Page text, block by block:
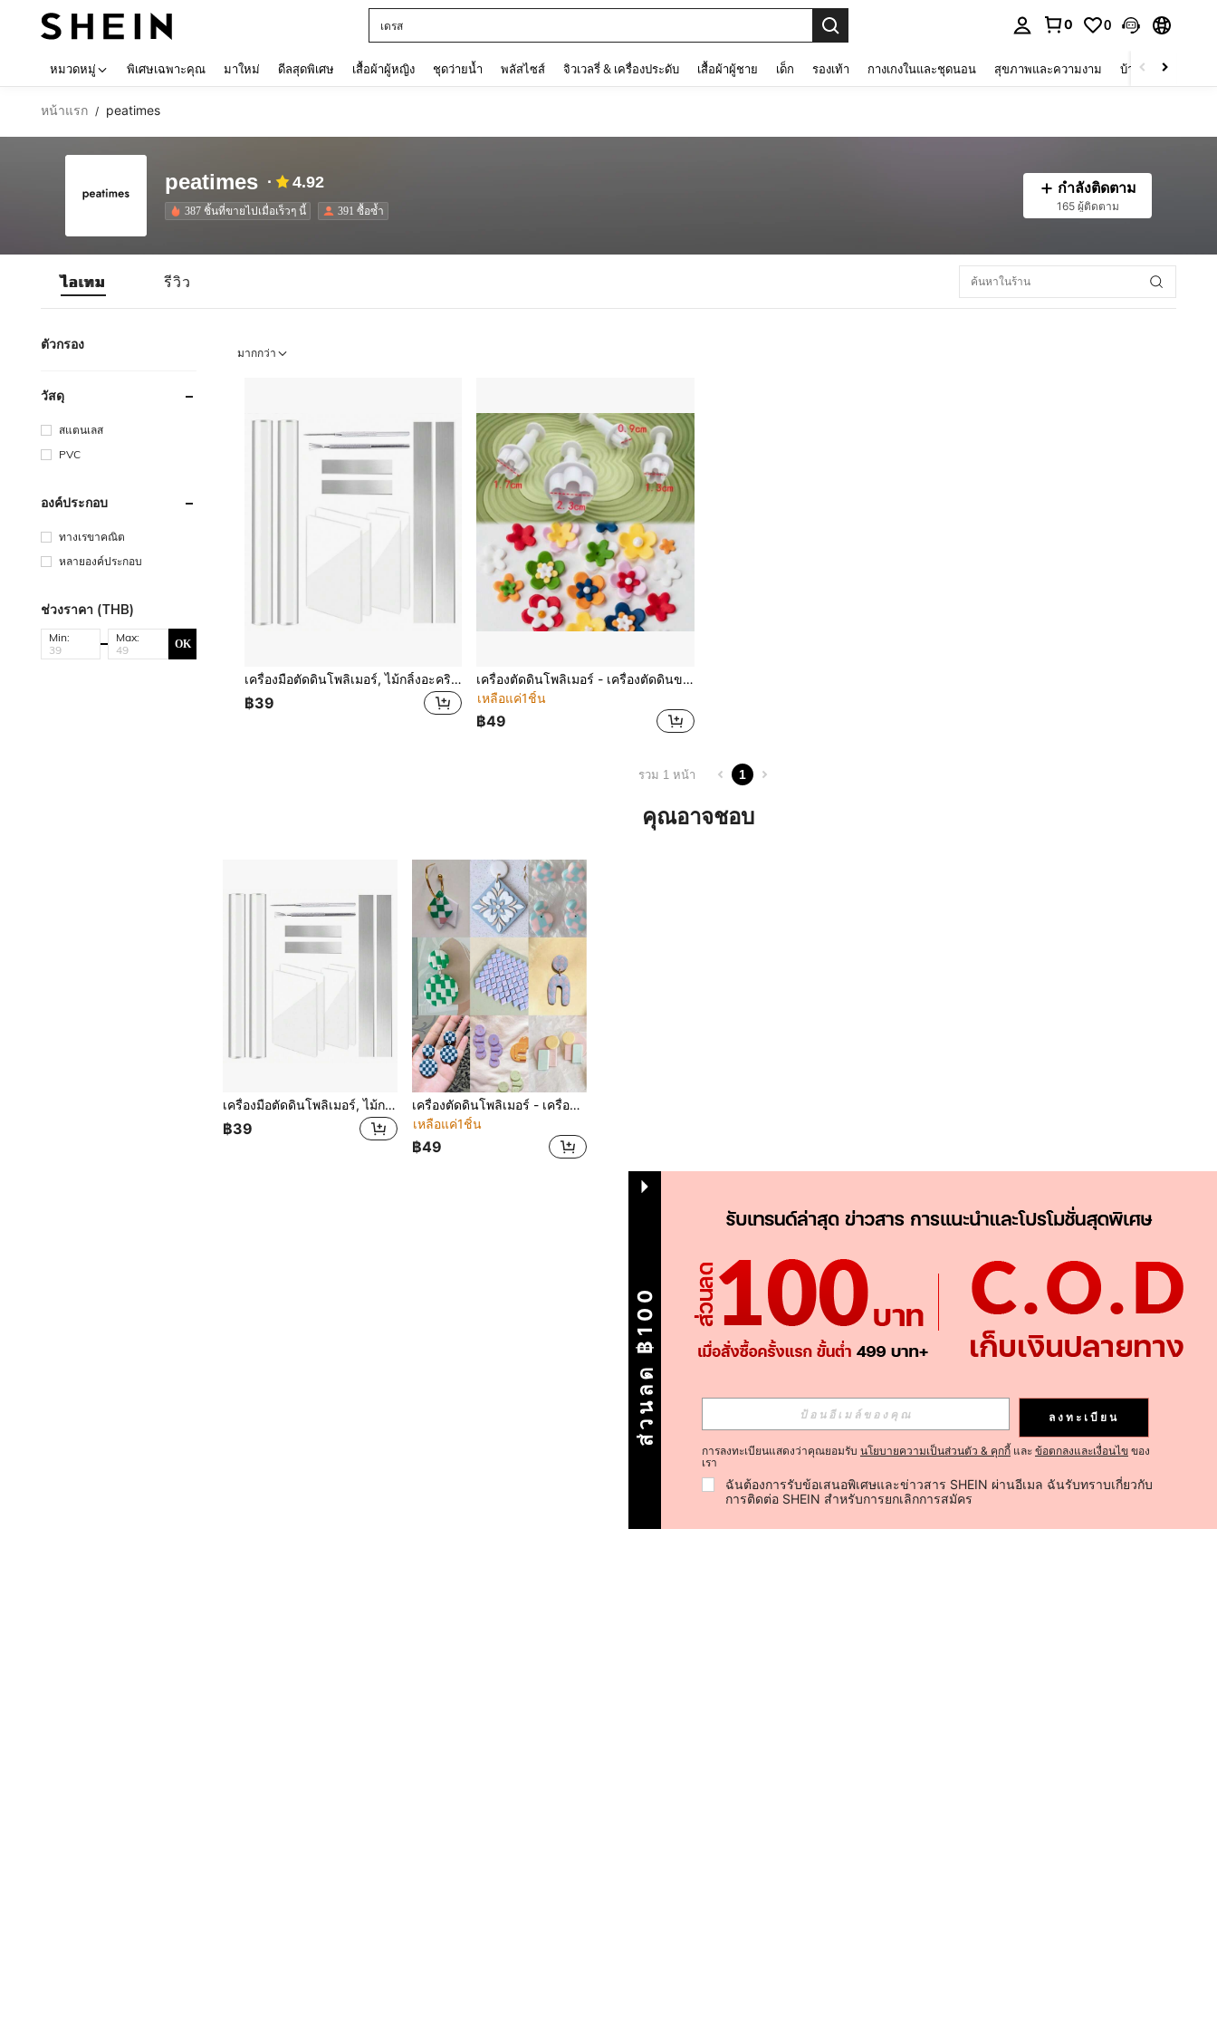
เดรส
0 0
หมวดหมู่ พิเศษเฉพาะคุณ มาใหม่ ดีลสุดพิเศษ เสื้อผ้าผู้หญิง ชุดว่ายน้ำ พลัสไซส์ จิวเวลรี่ & เครื่องประดับ เสื้อผ้าผู้ชาย เด็ก รองเท้า กางเกงในและชุดนอน สุขภาพและความงาม บ้านและที่อยู่อาศัย
หน้าแรก / peatimes
peatimes 4.92
387 ชิ้นที่ขายไปเมื่อเร็วๆ นี้ 391 ซื้อซ้ำ
กำลังติดตาม
165 ผู้ติดตาม
ไอเทม รีวิว
ตัวกรอง
วัสดุ
สแตนเลส
PVC
องค์ประกอบ
ทางเรขาคณิต
หลายองค์ประกอบ
ช่วงราคา (THB)
Min: Max: OK
มากกว่า
เครื่องมือตัดดินโพลิเมอร์, ไม้กลิ้งอะคริลิก, มีดแกะสลัก, เครื่องตัดเซรามิก, ชุดเครื่องหั่น, แผ่นสี่เหลี่ยมใส, แผ่นกด, ชุดพื้นผิวลวดโลหะ, อุปกรณ์ทำแบบจำลองรายละเอียดคล้ายเข็ม
฿39
เครื่องตัดดินโพลิเมอร์ - เครื่องตัดดินขนาดเล็กสำหรับทำต่างหูดินโพลิเมอร์, เครื่องตัดดินขนาดเล็กรูปดอกไม้และใบไม้และผีเสื้อ, เครื่องตัดดินสำหรับเครื่องประดับดินโพลิเมอร์
เหลือแค่1ชิ้น
฿49
รวม 1 หน้า 1
คุณอาจชอบ
เครื่องมือตัดดินโพลิเมอร์, ไม้กลิ้งอะคริลิก, มีดแกะสลัก, เครื่องตัดเซรามิก, ชุดเครื่องหั่น, แผ่นสี่เหลี่ยมใส, แผ่นกด, ชุดพื้นผิวลวดโลหะ, อุปกรณ์ทำแบบจำลองรายละเอียดคล้ายเข็ม
฿39
เครื่องตัดดินโพลิเมอร์ - เครื่องตัดดินขนาดเล็กสำหรับทำต่างหูดินโพลิเมอร์, เครื่องตัดดินขนาดเล็กรูปดอกไม้และใบไม้และผีเสื้อ, เครื่องตัดดินสำหรับเครื่องประดับดินโพลิเมอร์
เหลือแค่1ชิ้น
฿49
ส่วนลด ฿100 ลงทะเบียน
การลงทะเบียนแสดงว่าคุณยอมรับ นโยบายความเป็นส่วนตัว & คุกกี้ และ ข้อตกลงและเงื่อนไข ของ
เรา
ฉันต้องการรับข้อเสนอพิเศษและข่าวสาร SHEIN ผ่านอีเมล ฉันรับทราบเกี่ยวกับ
การติดต่อ SHEIN สำหรับการยกเลิกการสมัคร